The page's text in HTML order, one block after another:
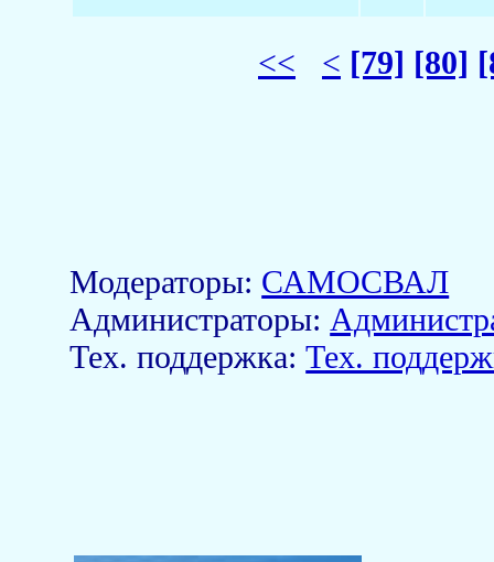
<< < [79] [80]
Модераторы: САМОСВАЛ
Aдминистраторы:
Тех. поддержка:Тех.